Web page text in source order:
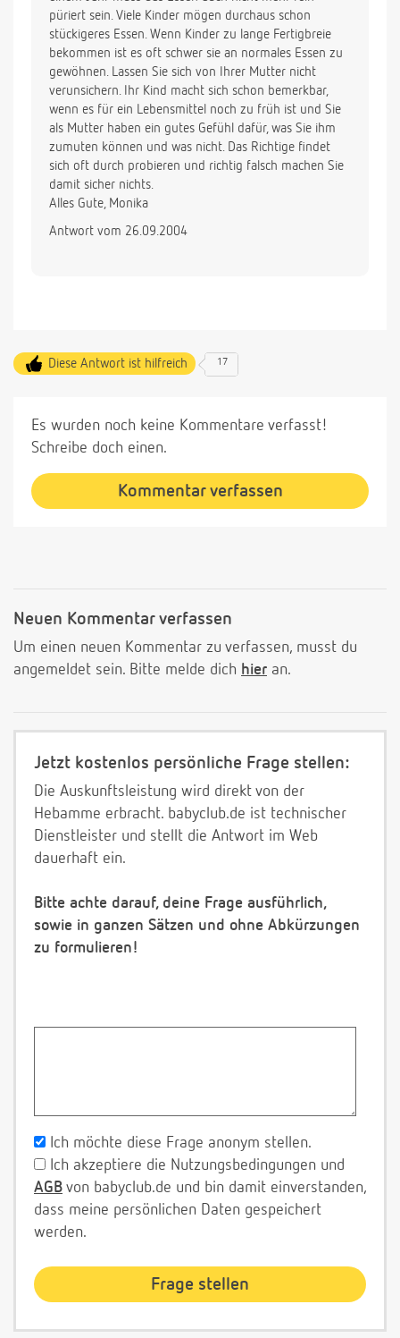
püriert sein. Viele Kinder mögen durchaus schon
stückigeres Essen. Wenn Kinder zu lange Fertigbreie
bekommen ist es oft schwer sie an normales Essen zu
gewöhnen. Lassen Sie sich von Ihrer Mutter nicht
verunsichern. Ihr Kind macht sich schon bemerkbar,
wenn es für ein Lebensmittel noch zu früh ist und Sie
als Mutter haben ein gutes Gefühl dafür, was Sie ihm
zumuten können und was nicht. Das Richtige findet
sich oft durch probieren und richtig falsch machen Sie
damit sicher nichts.
Alles Gute, Monika
Antwort vom 26.09.2004
Diese Antwort ist hilfreich 17
Es wurden noch keine Kommentare verfasst!
Schreibe doch einen.
Kommentar verfassen
Neuen Kommentar verfassen
Um einen neuen Kommentar zu verfassen, musst du
angemeldet sein. Bitte melde dich hier an.
Jetzt kostenlos persönliche Frage stellen:
Die Auskunftsleistung wird direkt von der
Hebamme erbracht. babyclub.de ist technischer
Dienstleister und stellt die Antwort im Web
dauerhaft ein.
Bitte achte darauf, deine Frage ausführlich,
sowie in ganzen Sätzen und ohne Abkürzungen
zu formulieren!
Ich möchte diese Frage anonym stellen.
Ich akzeptiere die Nutzungsbedingungen und
AGB von babyclub.de und bin damit einverstanden,
dass meine persönlichen Daten gespeichert
werden.